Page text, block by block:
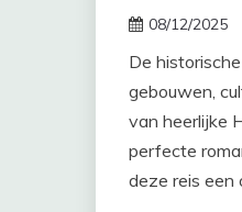
08/12/2025
De
gebouwen,
van heerlijke
perfecte
deze reis een